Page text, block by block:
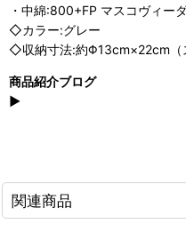
・中綿:800+FP マスコヴィー
◇カラー:グレー
◇収納寸法:約Φ13cm×22cm（
商品紹介ブログ
▶
関連商品